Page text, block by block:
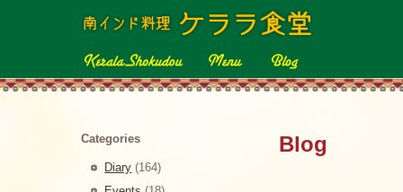
Blog
Categories
Diary (164)